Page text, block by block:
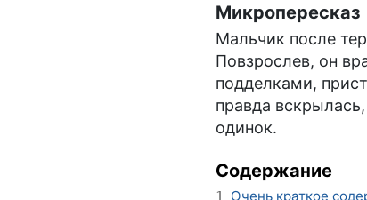
Микропересказ
Мальчик после
Повзрослев, он
подделками,
правда
одинок.
Содержание
1 Очень краткое